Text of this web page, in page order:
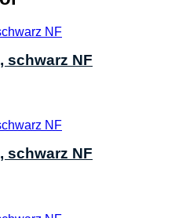
schwarz NF
schwarz NF